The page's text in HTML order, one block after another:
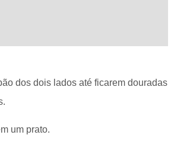
dos dois lados até ficarem douradas
um prato.